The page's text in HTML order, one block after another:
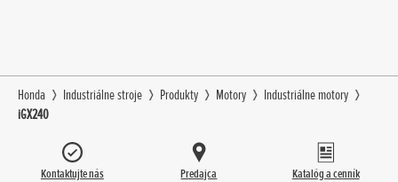
Honda Industriálne stroje Produkty Motory
Industriálne motory
iGX240
Kontaktujte nás Predajca Katalóg a cenník